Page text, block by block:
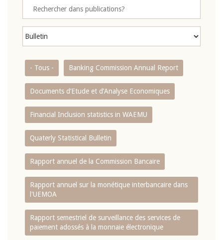
- Tous - Banking Commission Annual Report
Documents d’Etude et d’Analyse Economiques
Financial Inclusion statistics in WAEMU
Quaterly Statistical Bulletin
Rapport annuel de la Commission Bancaire
Rapport annuel sur la monétique interbancaire dans
l'UEMOA
Rapport semestriel de surveillance des services de
paiement adossés à la monnaie électronique